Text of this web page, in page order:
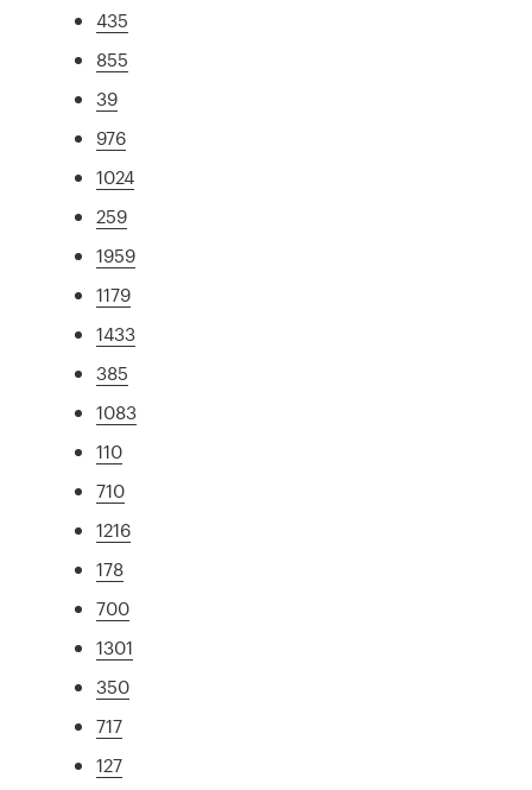
435
855
39
976
1024
259
1959
1179
1433
385
1083
110
710
1216
178
700
1301
350
717
127